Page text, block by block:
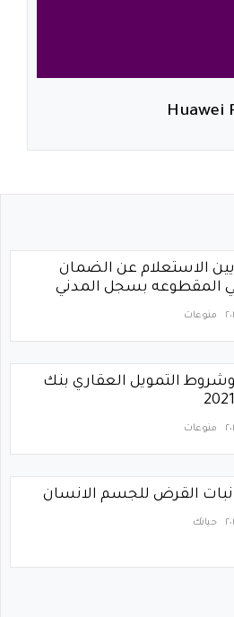
الاستعلام عن الضمان
المقطوعه بسجل المدني
منوعات
التمويل العقاري بنك
منوعات
نبات القرض للجسم الانسان
حياتك